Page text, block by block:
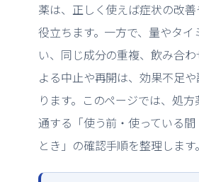
薬は、正しく使えば症状の改
役立ちます。一方で、量やタイ
い、同じ成分の重複、飲み合
よる中止や再開は、効果不足
ります。このページでは、処
通する「使う前・使っている
とき」の確認手順を整理します。